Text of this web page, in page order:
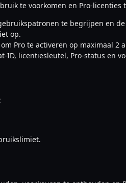
te voorkomen en Pro-licenties
te begrijpen en
op.
Pro te activeren op maximaal 2
ID, licentiesleutel, Pro-status en